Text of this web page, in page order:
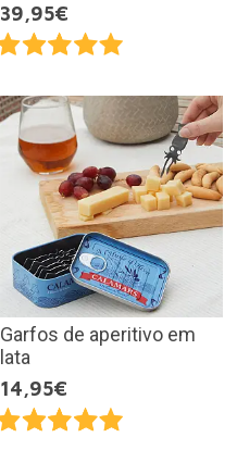
39,95€
Garfos de aperitivo em
lata
14,95€